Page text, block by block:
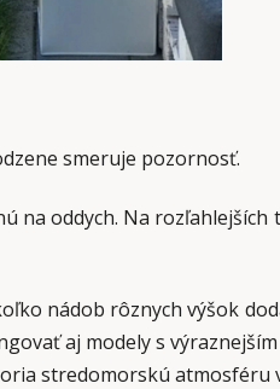
smeruje pozornosť.
na oddych. Na rozľahlejších
nádob rôznych výšok
aj modely s
stredomorskú atmosféru